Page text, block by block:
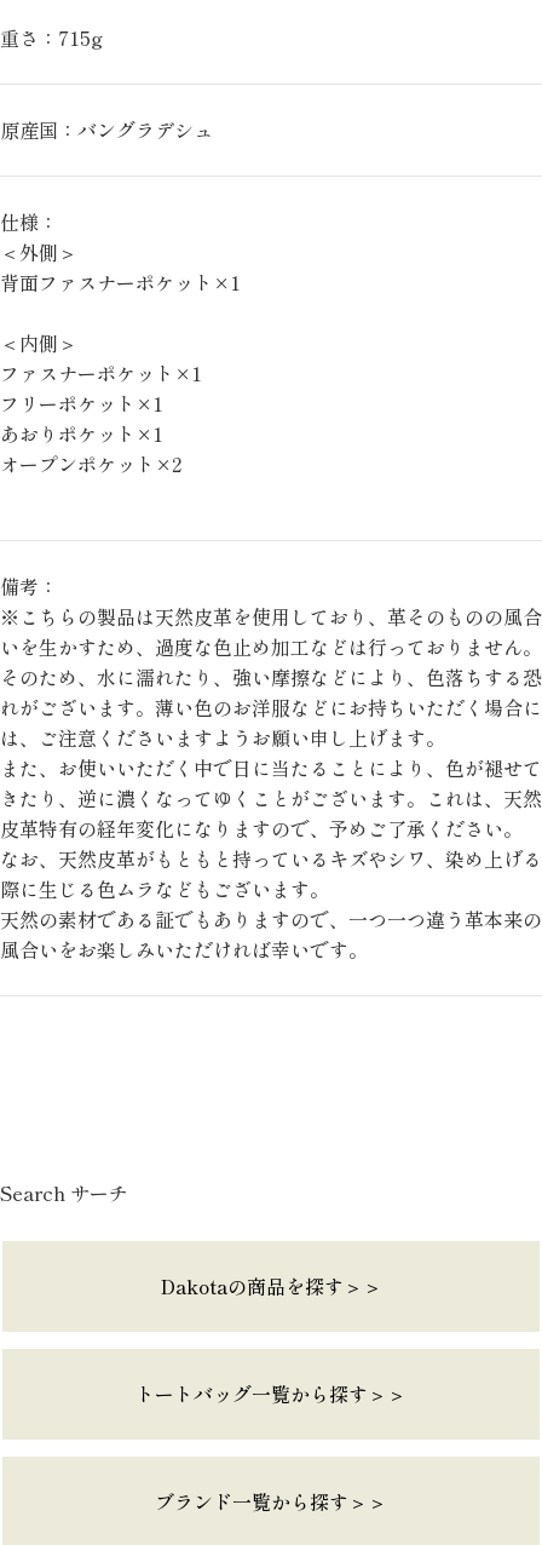
重さ：715g
原産国：バングラデシュ
仕様：
＜外側＞
背面ファスナーポケット×1
＜内側＞
ファスナーポケット×1
フリーポケット×1
あおりポケット×1
オープンポケット×2
備考：
※こちらの製品は天然皮革を使用しており、革そのものの風合
いを生かすため、過度な色止め加工などは行っておりません。
そのため、水に濡れたり、強い摩擦などにより、色落ちする恐
れがございます。薄い色のお洋服などにお持ちいただく場合に
は、ご注意くださいますようお願い申し上げます。
また、お使いいただく中で日に当たることにより、色が褪せて
きたり、逆に濃くなってゆくことがございます。これは、天然
皮革特有の経年変化になりますので、予めご了承ください。
なお、天然皮革がもともと持っているキズやシワ、染め上げる
際に生じる色ムラなどもございます。
天然の素材である証でもありますので、一つ一つ違う革本来の
風合いをお楽しみいただければ幸いです。
Search サーチ
Dakotaの商品を探す＞＞
トートバッグ一覧から探す＞＞
ブランド一覧から探す＞＞